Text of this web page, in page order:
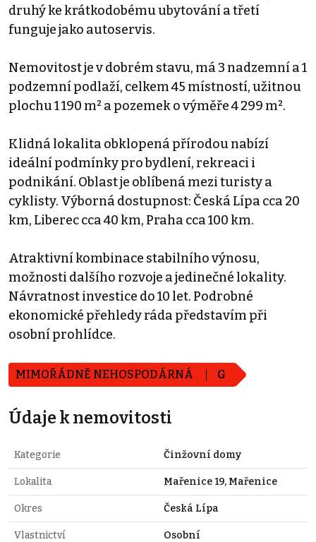
druhý ke krátkodobému ubytování a třetí
funguje jako autoservis.
Nemovitost je v dobrém stavu, má 3 nadzemní a 1
podzemní podlaží, celkem 45 místností, užitnou
plochu 1 190 m² a pozemek o výměře 4 299 m².
Klidná lokalita obklopená přírodou nabízí
ideální podmínky pro bydlení, rekreaci i
podnikání. Oblast je oblíbená mezi turisty a
cyklisty. Výborná dostupnost: Česká Lípa cca 20
km, Liberec cca 40 km, Praha cca 100 km.
Atraktivní kombinace stabilního výnosu,
možnosti dalšího rozvoje a jedinečné lokality.
Návratnost investice do 10 let. Podrobné
ekonomické přehledy ráda představím při
osobní prohlídce.
MIMOŘÁDNĚ NEHOSPODÁRNÁ G
Údaje k nemovitosti
Kategorie Činžovní domy
Lokalita Mařenice 19, Mařenice
Okres Česká Lípa
Vlastnictví Osobní